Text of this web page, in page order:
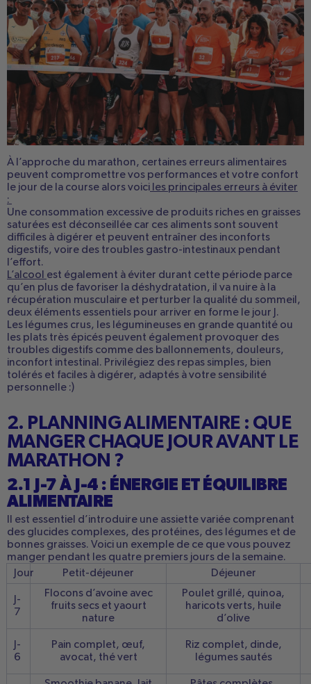
À l’approche du marathon, certaines erreurs alimentaires
peuvent compromettre vos performances et votre confort
le jour de la course alors voici les principales erreurs à éviter
:
Une consommation excessive de produits riches en graisses
saturées est déconseillée car ces aliments sont souvent
difficiles à digérer et peuvent entraîner des inconforts
digestifs, voire des troubles gastro-intestinaux pendant
l’effort.
L’alcool est également à éviter durant cette période parce
qu’en plus de favoriser la déshydratation, il va nuire à la
récupération musculaire et perturber la qualité du sommeil,
deux éléments essentiels pour arriver en forme le jour J.
Les légumes crus, les légumineuses en grande quantité ou
les plats très épicés peuvent également provoquer des
troubles digestifs comme des ballonnements, douleurs,
inconfort intestinal. Privilégiez des repas simples, bien
tolérés et faciles à digérer, adaptés à votre sensibilité
personnelle :)
2. PLANNING ALIMENTAIRE : QUE
MANGER CHAQUE JOUR AVANT LE
MARATHON ?
2.1 J-7 À J-4 : ÉNERGIE ET ÉQUILIBRE
ALIMENTAIRE
Il est essentiel d’introduire une assiette variée comprenant
des glucides complexes, des protéines, des légumes et de
bonnes graisses. Voici un exemple de ce que vous pouvez
manger pendant les quatre premiers jours de la semaine.
Jour
Petit-déjeuner Déjeuner
J-
7
Flocons d’avoine avec
fruits secs et yaourt
nature
Poulet grillé, quinoa,
haricots verts, huile
d’olive
J-
6
Pain complet, œuf,
avocat, thé vert
Riz complet, dinde,
légumes sautés